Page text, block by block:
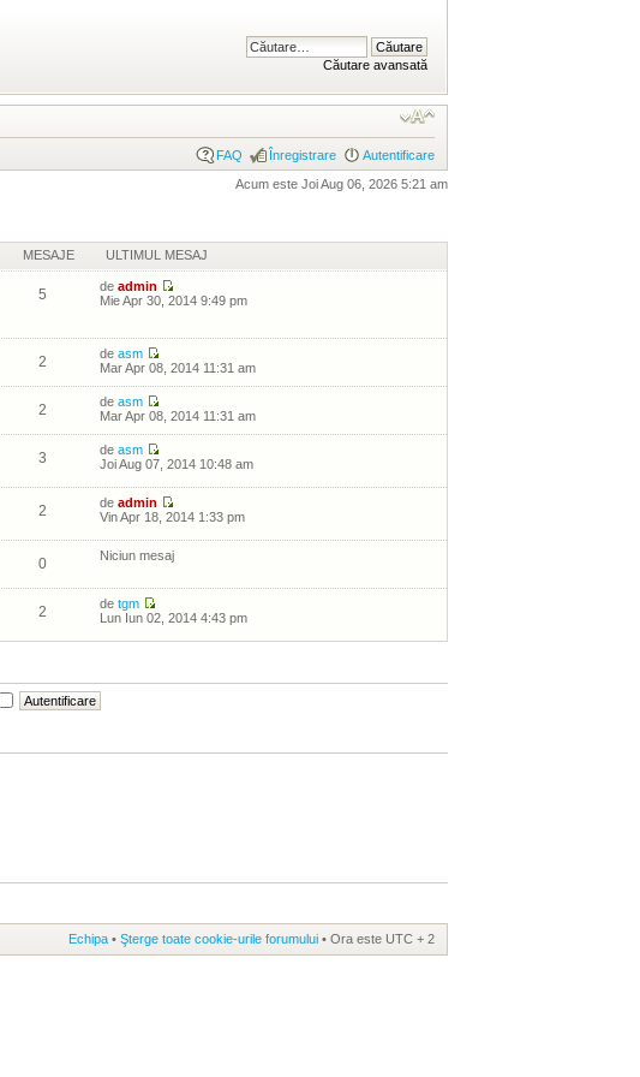
Căutare avansată
FAQ Înregistrare
Autentificare
Acum este Joi Aug 06, 2026 5:21 am
MESAJE ULTIMUL MESAJ
5 de admin
Mie Apr 30, 2014 9:49 pm
2 de asm
Mar Apr 08, 2014 11:31 am
2 de asm
Mar Apr 08, 2014 11:31 am
3 de asm
Joi Aug 07, 2014 10:48 am
2 de admin
Vin Apr 18, 2014 1:33 pm
0 Niciun mesaj
2 de tgm
Lun Iun 02, 2014 4:43 pm
Echipa • Şterge toate cookie-urile forumului • Ora este UTC + 2